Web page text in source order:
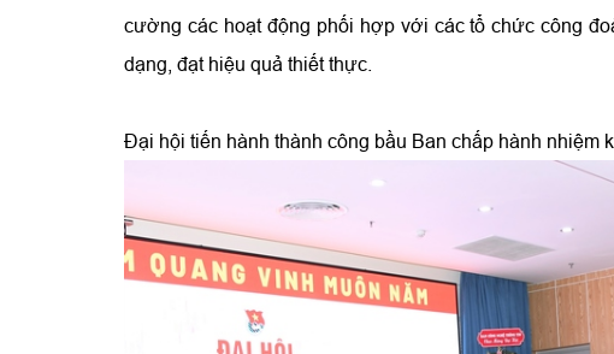
cường các hoạt động phối hợp với các tổ chức công
dạng, đạt hiệu quả thiết thực.
Đại hội tiến hành thành công bầu Ban chấp hành nhiệm